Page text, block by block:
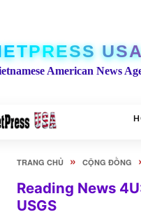
American News
TRANG CHỦ » CỘNG ĐỒNG
Reading News
USGS